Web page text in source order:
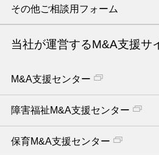
その他ご相談用フォーム
当社が運営するM&A支援サ
M&A支援センター
障害福祉M&A支援センター
保育M&A支援センター